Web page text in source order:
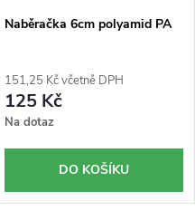
Naběračka 6cm polyamid PA
151,25 Kč včetně DPH
125 Kč
Na dotaz
DO KOŠÍKU